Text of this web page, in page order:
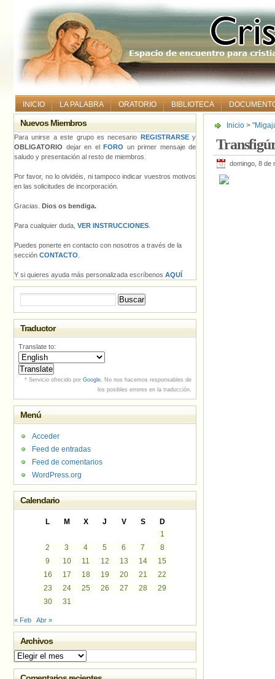
INICIO LA PALABRA ORATORIO BIBLIOTECA
Inicio >
domingo, 8 de
Nuevos Miembros
Para unirse a este grupo es necesario REGISTRARSEy
OBLIGATORIO dejar en el FORO un primer mensaje de
saludo y presentación al resto de miembros.
Por favor, no lo olvidéis, ni tampoco indicar vuestros motivos
en las solicitudes de incorporación.
Gracias. Dios os bendiga.
Para cualquier duda, VER INSTRUCCIONES
Puedes ponerte en contacto con nosotros a través de la
sección CONTACTO
Y si quieres ayuda más personalizada escríbenos AQUÍ
Traductor
Translate to:
* Servicio ofrecido por Google. No nos hacemos responsables de
los posibles errores en la traducción.
Menú
Acceder
Feed de entradas
Feed de comentarios
WordPress.org
Calendario
L M X J V S
D
1
2
3 4 5 6 7
8
9
10 11 12 13 14
15
16
17 18 19 20 21
22
23
24 25 26 27 28
29
30
31
« Feb Abr »
Archivos
Archivos